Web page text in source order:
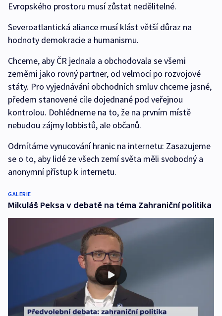
Evropského prostoru musí zůstat nedělitelné.
Severoatlantická aliance musí klást větší důraz na
hodnoty demokracie a humanismu.
Chceme, aby ČR jednala a obchodovala se všemi
zeměmi jako rovný partner, od velmocí po rozvojové
státy. Pro vyjednávání obchodních smluv chceme jasné,
předem stanovené cíle dojednané pod veřejnou
kontrolou. Dohlédneme na to, že na prvním místě
nebudou zájmy lobbistů, ale občanů.
Odmítáme vynucování hranic na internetu: Zasazujeme
se o to, aby lidé ze všech zemí světa měli svobodný a
anonymní přístup k internetu.
GALERIE
Mikuláš Peksa v debatě na téma Zahraniční politika